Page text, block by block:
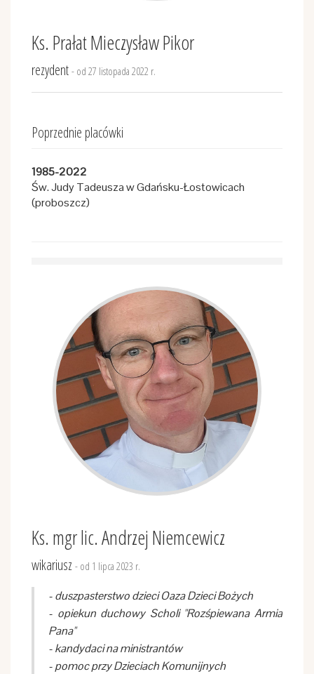
Ks. Prałat Mieczysław Pikor
rezydent - od 27 listopada 2022 r.
Poprzednie placówki
1985-2022
Św. Judy Tadeusza w Gdańsku-Łostowicach
(proboszcz)
Ks. mgr lic. Andrzej Niemcewicz
wikariusz - od 1 lipca 2023 r.
- duszpasterstwo dzieci Oaza Dzieci Bożych
- opiekun duchowy Scholi "Rozśpiewana Armia
Pana"
- kandydaci na ministrantów
- pomoc przy Dzieciach Komunijnych